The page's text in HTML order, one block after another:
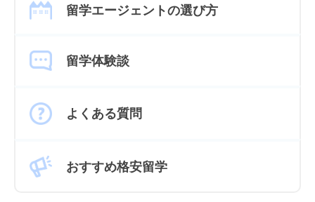
留学エージェントの選び方
留学体験談
よくある質問
おすすめ格安留学